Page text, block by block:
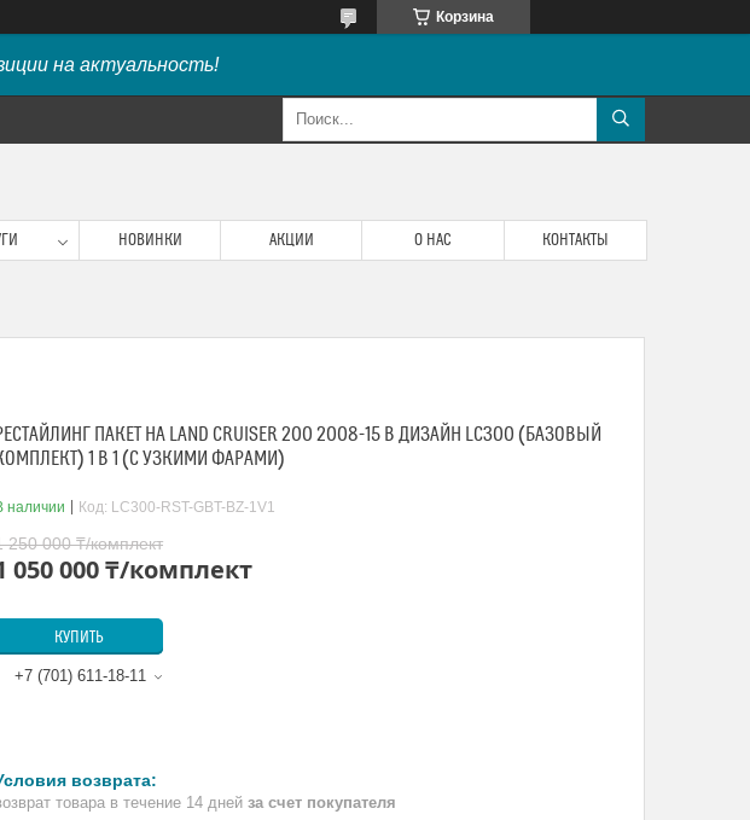
Корзина
на актуальность!
НОВИНКИ АКЦИИ О НАС КОНТАКТЫ
ПАКЕТ НА LAND CRUISER 200 2008-15 В ДИЗАЙН LC300 (БАЗОВЫЙ
1 В 1 (С УЗКИМИ ФАРАМИ)
наличии Код: LC300-RST-GBT-BZ-1V1
250 000 ₸/комплект
050 000 ₸/комплект
КУПИТЬ
+7 (701) 611-18-11
товара в течение 14 дней за счет покупателя